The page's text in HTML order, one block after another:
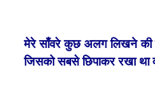
मेरे साँवरे कुछ अलग लिखने की
जिसको सबसे छिपाकर रखा